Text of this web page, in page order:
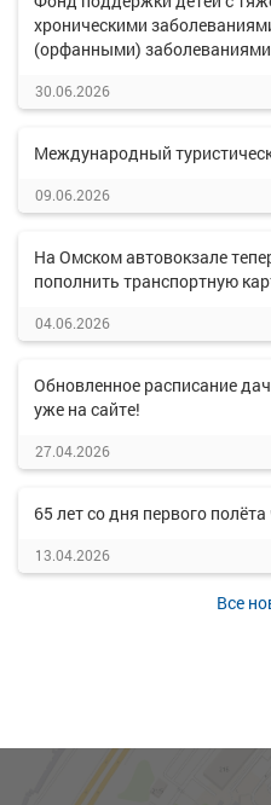
хроническими
(орфанными) заболеваниями
30.06.2026
Международный
09.06.2026
На Омском автовокзале
пополнить транспортную
04.06.2026
Обновленное расписание
уже на сайте!
27.04.2026
65 лет со дня первого
13.04.2026
Все